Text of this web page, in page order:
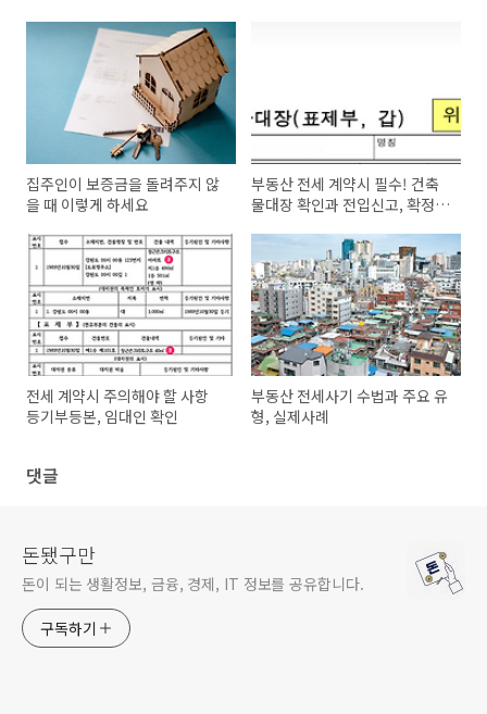
집주인이 보증금을 돌려주지 않
을 때 이렇게 하세요
부동산 전세 계약시 필수! 건축
물대장 확인과 전입신고, 확정일
전세 계약시 주의해야 할 사항
등기부등본, 임대인 확인
부동산 전세사기 수법과 주요 유
형, 실제사례
댓글
돈됐구만
돈이 되는 생활정보, 금융, 경제, IT 정보를 공유합니다.
구독하기